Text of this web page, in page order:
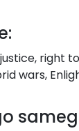
right
wars,